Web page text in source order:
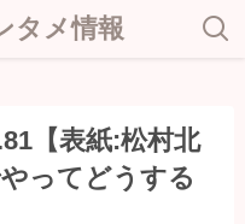
タメ情報
【表紙:松村北
ってどうする